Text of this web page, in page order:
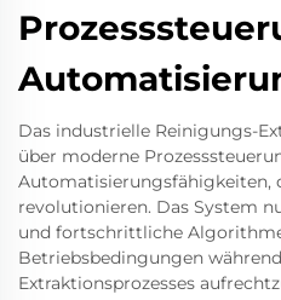
Das industrielle Reinigungs-
über moderne
Automatisierungsfähigkeiten,
revolutionieren. Das System
und fortschrittliche
Betriebsbedingungen
Extraktionsprozesses